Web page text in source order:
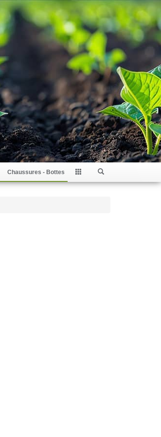
Chaussures - Bottes